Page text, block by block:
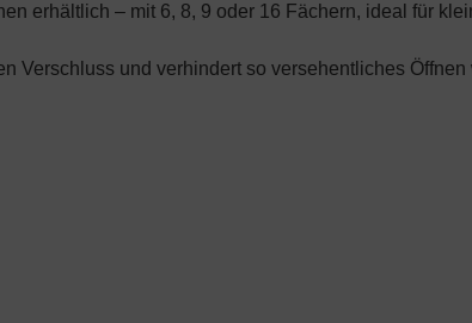
erhältlich – mit 6, 8, 9 oder 16 Fächern, ideal für
Verschluss und verhindert so versehentliches Öffnen